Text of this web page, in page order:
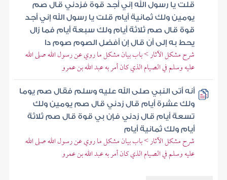
قلت يا رسول الله إني أجد قوة فزدني قال صم
يومين ولك ثمانية أيام قلت يا رسول الله إني أجد
قوة قال صم ثلاثة أيام ولك سبعة أيام فما زال
يحط به إلى أن قال إن أفضل الصوم صوم دا
شرح مشكل الآثار > باب بيان مشكل ما روي عن رسول الله صلى الله
عليه وسلم في الصيام الذي كان أمر به عبد الله بن عمرو
أنه أتى النبي صلى الله عليه وسلم فقال صم يوما
ولك عشرة أيام قال زدني قال صم يومين ولك
تسعة أيام قال زدني فإن بي قوة قال صم ثلاثة
أيام ولك ثمانية أيام
شرح مشكل الآثار > باب بيان مشكل ما روي عن رسول الله صلى الله
عليه وسلم في الصيام الذي كان أمر به عبد الله بن عمرو